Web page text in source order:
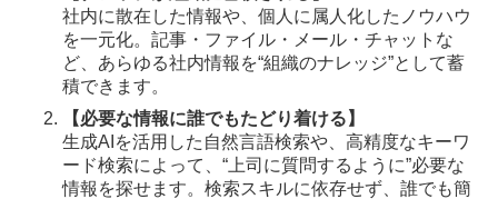
社内に散在した情報や、個人に属人化したノウハウ
を一元化。記事・ファイル・メール・チャットな
ど、あらゆる社内情報を“組織のナレッジ”として蓄
積できます。
【必要な情報に誰でもたどり着ける】
生成AIを活用した自然言語検索や、高精度なキーワ
ード検索によって、“上司に質問するように”必要な
情報を探せます。検索スキルに依存せず、誰でも簡